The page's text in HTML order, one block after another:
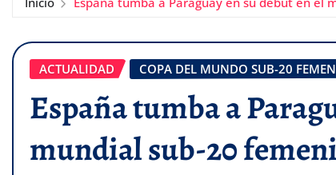
ACTUALIDAD COPA DEL MUNDO SUB-20
España tumba a
mundial sub-20